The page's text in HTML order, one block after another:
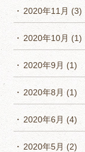
2020年11月 (3)
2020年10月 (1)
2020年9月 (1)
2020年8月 (1)
2020年6月 (4)
2020年5月 (2)